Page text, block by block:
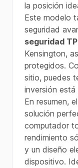
la posición
Este modelo
seguridad
seguridad
Kensington,
protegidos.
sitio, puedes
inversión está
En resumen, el
solución
computador
rendimiento
y un diseño
dispositivo.